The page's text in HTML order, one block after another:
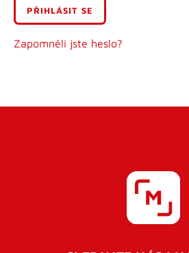
Zapomněli jste heslo?
Uživatelské jméno